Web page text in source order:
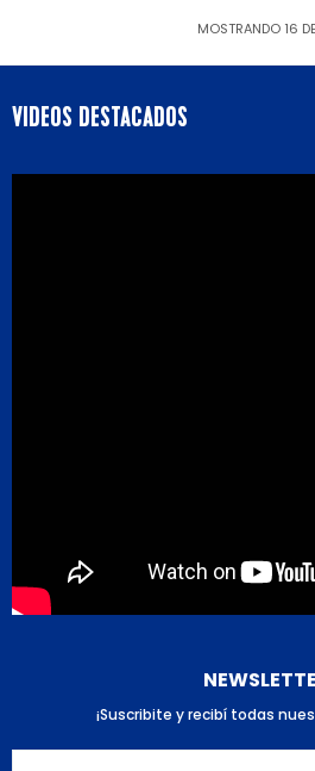
MOSTRANDO 16 DE
VIDEOS DESTACADOS
¡Suscribite y recibí todas